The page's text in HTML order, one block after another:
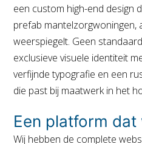
een custom high-end design
prefab mantelzorgwoningen,
weerspiegelt. Geen
exclusieve visuele identiteit
verfijnde typografie en een
die past bij maatwerk in het
Een platform
Wij hebben de complete